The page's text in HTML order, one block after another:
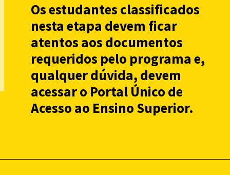
Os estudantes classificados
nesta etapa devem ficar
atentos aos documentos
requeridos pelo programa e,
qualquer dúvida, devem
acessar o Portal Único de
Acesso ao Ensino Superior.